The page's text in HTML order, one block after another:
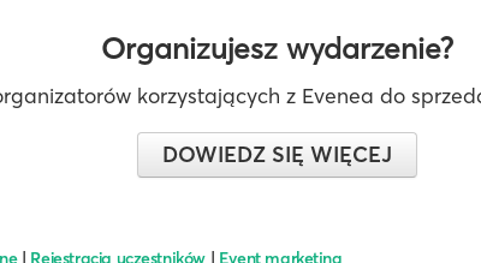
Organizujesz wydarzenie?
korzystających z Evenea do
DOWIEDZ SIĘ WIĘCEJ
| Rejestracja uczestników | Event marketing